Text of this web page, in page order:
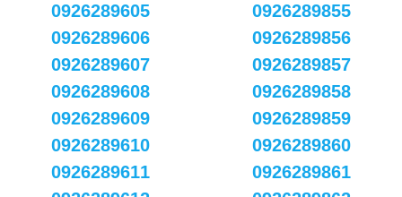
0926289605
0926289606
0926289607
0926289608
0926289609
0926289610
0926289611
0926289855
0926289856
0926289857
0926289858
0926289859
0926289860
0926289861